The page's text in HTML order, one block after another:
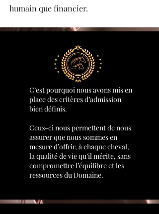
humain que financier.
C’est pourquoi nous avons mis en
place des critères d’admission
bien définis.
Ceux-ci nous permettent de nous
assurer que nous sommes en
mesure d’offrir, à chaque cheval,
la qualité de vie qu’il mérite, sans
compromettre l’équilibre et les
ressources du Domaine.